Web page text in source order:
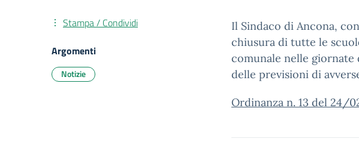
Il Sindaco di Ancona,
chiusura di tutte le
comunale nelle giornate
delle previsioni di
Ordinanza n. 13 del 24/
Stampa / Condividi
Argomenti
Notizie